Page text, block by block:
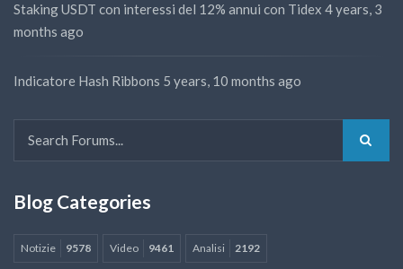
Staking USDT con interessi del 12% annui con Tidex 4 years, 3
months ago
Indicatore Hash Ribbons 5 years, 10 months ago
Blog Categories
Notizie 9578 Video 9461 Analisi 2192